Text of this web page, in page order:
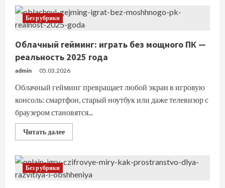
профессиональный
спорт
нового
поколения
Без рубрики
Облачный гейминг: играть без мощного ПК —
реальность 2025 года
admin 05.03.2026
Облачный гейминг превращает любой экран в игровую
консоль: смартфон, старый ноутбук или даже телевизор с
браузером становятся...
Читать далееПрочитать
больше
гейминг:
играть
без
мощного
Без рубрики